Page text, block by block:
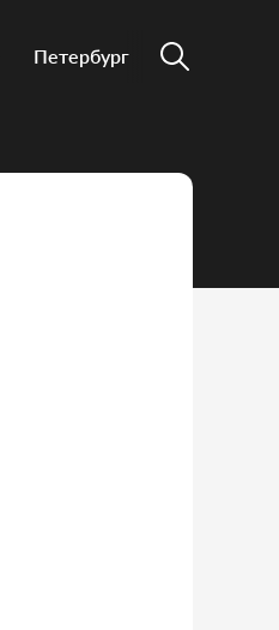
Петербург